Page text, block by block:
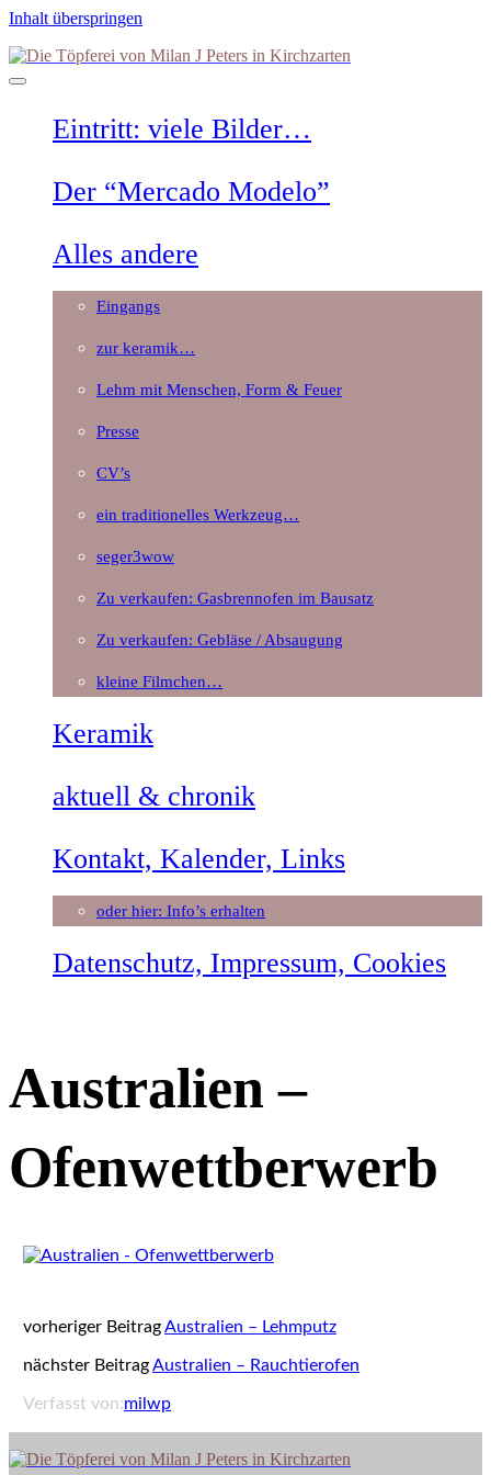
Inhalt überspringen
Die
Töpferei
Kirchzarten
Eintritt: viele Bilder…
Der “Mercado Modelo”
Alles andere
Eingangs
zur keramik…
Lehm mit Menschen, Form & Feuer
Presse
CV’s
ein traditionelles Werkzeug…
seger3wow
Zu verkaufen: Gasbrennofen im Bausatz
Zu verkaufen: Gebläse / Absaugung
kleine Filmchen…
Keramik
aktuell & chronik
Kontakt, Kalender, Links
oder hier: Info’s erhalten
Datenschutz, Impressum, Cookies
Australien –
Ofenwettberwerb
vorheriger BeitragAustralien – Lehmputz
nächster BeitragAustralien – Rauchtierofen
Verfasst von:milwp
Die